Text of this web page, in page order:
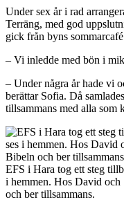
Under sex år i rad
Terräng, med god
gick från byns
– Vi inledde med bön i
– Under några år hade vi
berättar Sofia. Då
tillsammans med alla som
EFS i Hara tog ett steg
i hemmen. Hos David
och ber tillsammans.